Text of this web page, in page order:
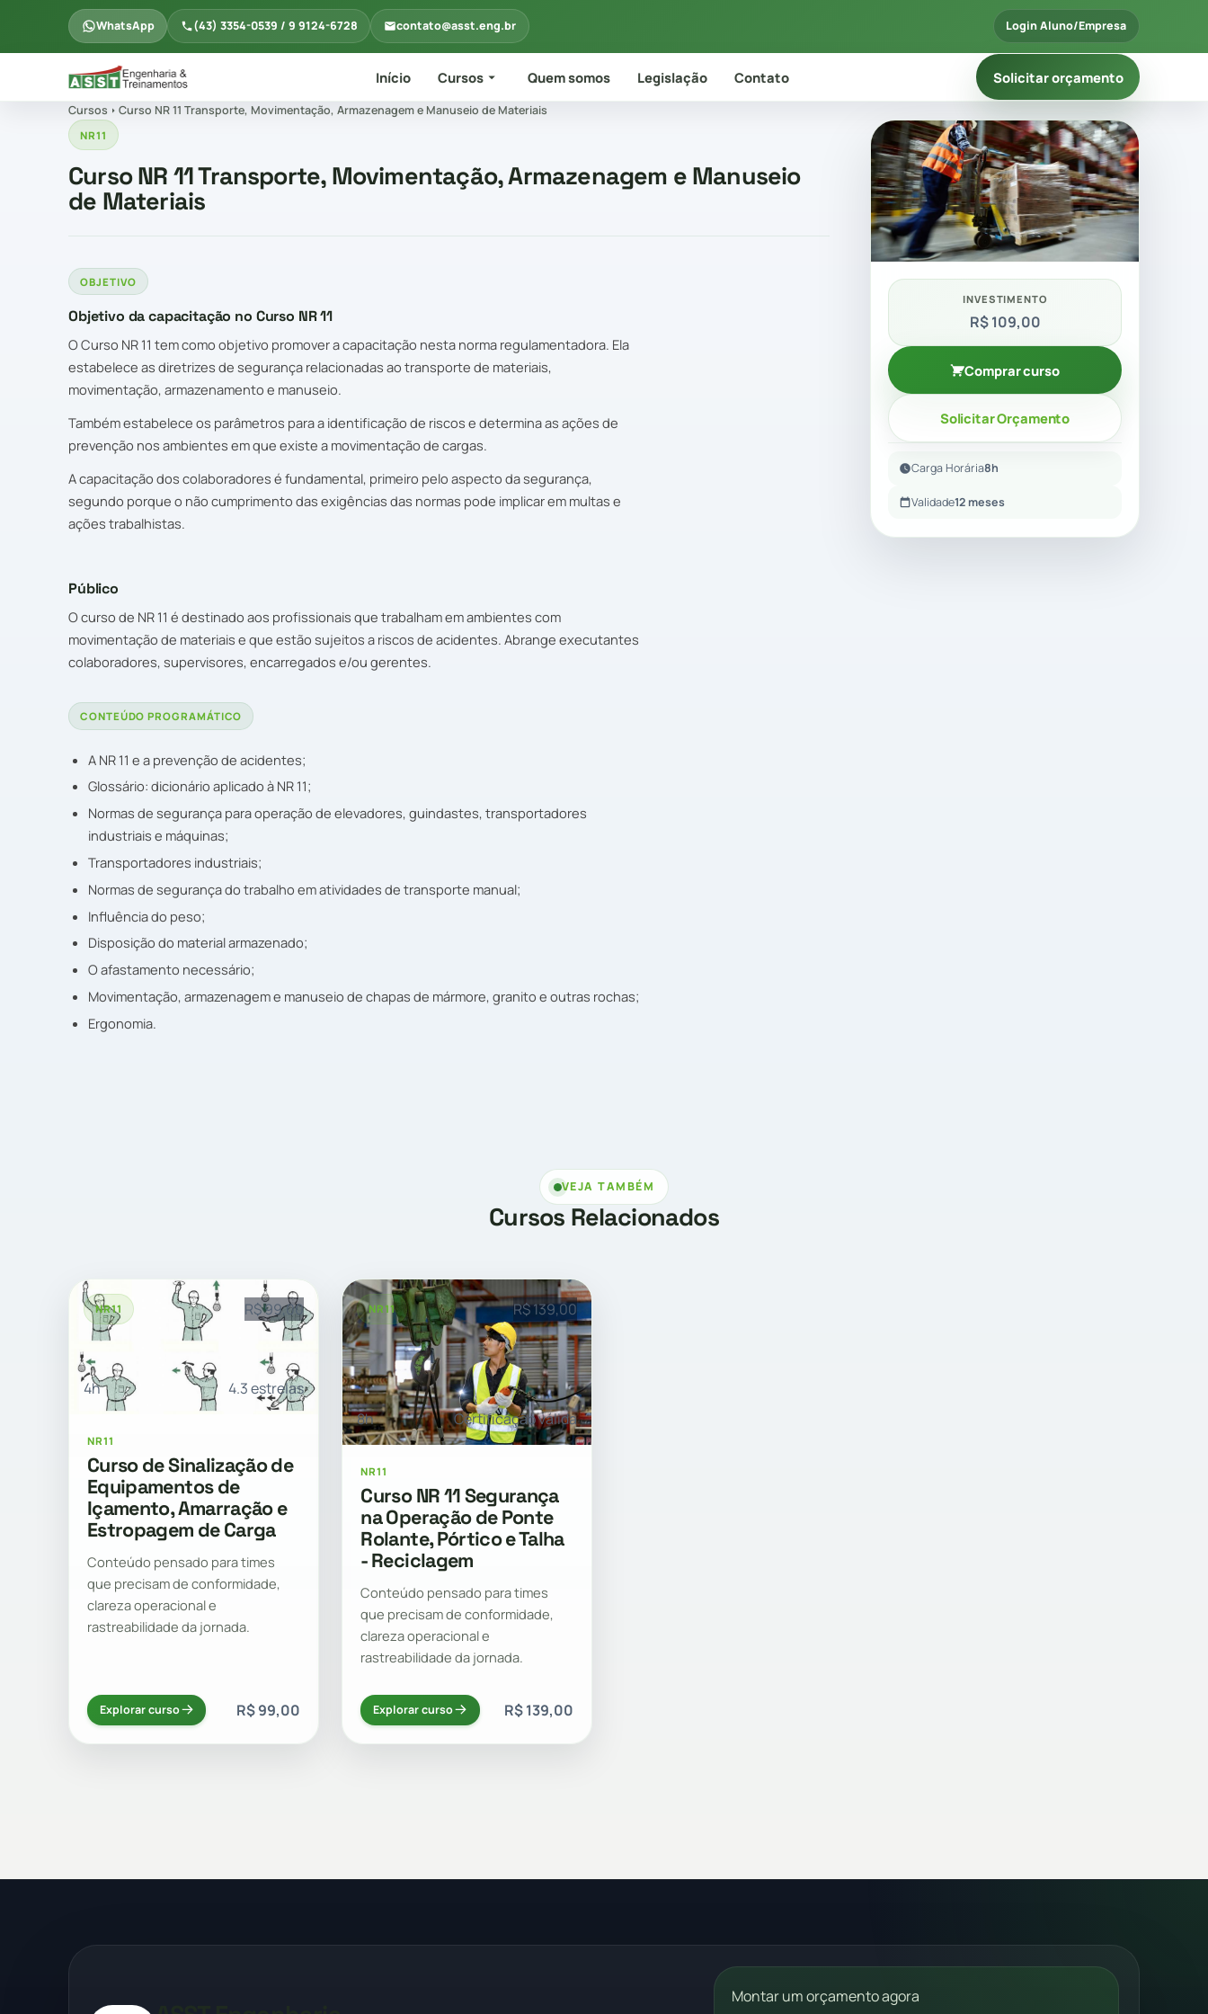
WhatsApp (43) 3354-0539 / 9 9124-6728 contato@asst.eng.br Login Aluno/Empresa
Início Cursos Quem somos Legislação Contato Solicitar orçamento
Cursos Curso NR 11 Transporte, Movimentação, Armazenagem e Manuseio de Materiais
NR11
Curso NR 11 Transporte, Movimentação, Armazenagem e Manuseio
de Materiais
OBJETIVO
Objetivo da capacitação no Curso NR 11
O Curso NR 11 tem como objetivo promover a capacitação nesta norma regulamentadora. Ela
estabelece as diretrizes de segurança relacionadas ao transporte de materiais,
movimentação, armazenamento e manuseio.
Também estabelece os parâmetros para a identificação de riscos e determina as ações de
prevenção nos ambientes em que existe a movimentação de cargas.
A capacitação dos colaboradores é fundamental, primeiro pelo aspecto da segurança,
segundo porque o não cumprimento das exigências das normas pode implicar em multas e
ações trabalhistas.
Público
O curso de NR 11 é destinado aos profissionais que trabalham em ambientes com
movimentação de materiais e que estão sujeitos a riscos de acidentes. Abrange executantes
colaboradores, supervisores, encarregados e/ou gerentes.
CONTEÚDO PROGRAMÁTICO
A NR 11 e a prevenção de acidentes;
Glossário: dicionário aplicado à NR 11;
Normas de segurança para operação de elevadores, guindastes, transportadores
industriais e máquinas;
Transportadores industriais;
Normas de segurança do trabalho em atividades de transporte manual;
Influência do peso;
Disposição do material armazenado;
O afastamento necessário;
Movimentação, armazenagem e manuseio de chapas de mármore, granito e outras rochas;
Ergonomia.
INVESTIMENTO
R$ 109,00
Comprar curso
Solicitar Orçamento
Carga Horária8h
Validade12 meses
VEJA TAMBÉM
Cursos Relacionados
NR11 R$ 99,00
4h 4.3 estrelas
NR11
Curso de Sinalização de
Equipamentos de
Içamento, Amarração e
Estropagem de Carga
Conteúdo pensado para times
que precisam de conformidade,
clareza operacional e
rastreabilidade da jornada.
Explorar curso R$ 99,00
NR11 R$ 139,00
8h Certificação válida
NR11
Curso NR 11 Segurança
na Operação de Ponte
Rolante, Pórtico e Talha
- Reciclagem
Conteúdo pensado para times
que precisam de conformidade,
clareza operacional e
rastreabilidade da jornada.
Explorar curso R$ 139,00
Montar um orçamento agora